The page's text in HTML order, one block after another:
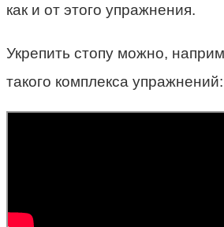
как и от этого упражнения.
Укрепить стопу можно,
такого комплекса упражнений: